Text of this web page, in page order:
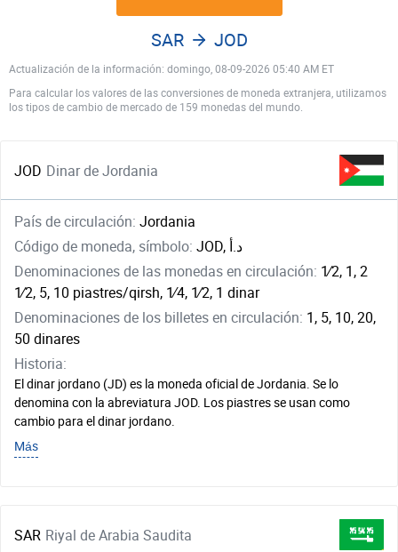
Actualización de la información: domingo, 08-09-2026 05:40 AM ET
SAR JOD
Para calcular los valores de las conversiones de moneda extranjera, utilizamos
los tipos de cambio de mercado de 159 monedas del mundo.
JOD Dinar de Jordania
País de circulación: Jordania
Código de moneda, símbolo:
JOD, د.أ
Denominaciones de las monedas en circulación: 1⁄2, 1, ​2
1⁄2, 5, 10 piastres/qirsh, ​1⁄4, ​1⁄2, 1 dinar
Denominaciones de los billetes en circulación: 1, 5, 10, 20,
50 dinares
Historia:
El dinar jordano (JD) es la moneda oficial de Jordania. Se lo
denomina con la abreviatura JOD. Los piastres se usan como
cambio para el dinar jordano.
Más
SAR Riyal de Arabia Saudita